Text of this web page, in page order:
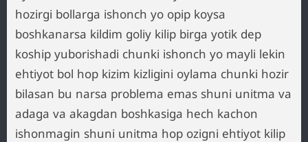
hozirgi bollarga ishonch yo opip koysa
boshkanarsa kildim goliy kilip birga yotik dep
koship yuborishadi chunki ishonch yo mayli lekin
ehtiyot bol hop kizim kizligini oylama chunki hozir
bilasan bu narsa problema emas shuni unitma va
adaga va akagdan boshkasiga hech kachon
ishonmagin shuni unitma hop ozigni ehtiyot kilip